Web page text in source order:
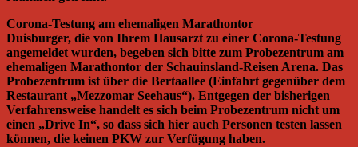
Corona-Testung am ehemaligen Marathontor
Duisburger, die von Ihrem Hausarzt zu einer Corona-Testung
angemeldet wurden, begeben sich bitte zum Probezentrum am
ehemaligen Marathontor der Schauinsland-Reisen Arena. Das
Probezentrum ist über die Bertaallee (Einfahrt gegenüber dem
Restaurant „Mezzomar Seehaus“). Entgegen der bisherigen
Verfahrensweise handelt es sich beim Probezentrum nicht um
einen „Drive In“, so dass sich hier auch Personen testen lassen
können, die keinen PKW zur Verfügung haben.